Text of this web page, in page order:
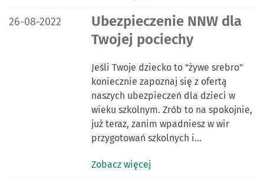
DATA PUBLIKACJI:
26-08-2022
Ubezpieczenie NNW dla
Twojej pociechy
Jeśli Twoje dziecko to "żywe srebro"
koniecznie zapoznaj się z ofertą
naszych ubezpieczeń dla dzieci w
wieku szkolnym. Zrób to na spokojnie,
już teraz, zanim wpadniesz w wir
przygotowań szkolnych i…
Zobacz więcej